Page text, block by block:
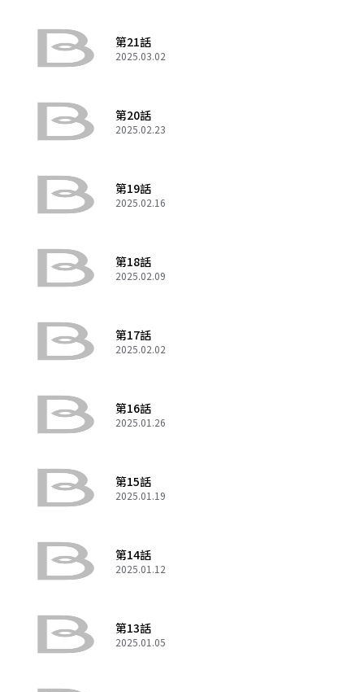
第21話
2025.03.02
第20話
2025.02.23
第19話
2025.02.16
第18話
2025.02.09
第17話
2025.02.02
第16話
2025.01.26
第15話
2025.01.19
第14話
2025.01.12
第13話
2025.01.05